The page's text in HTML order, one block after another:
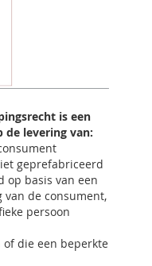
is een
levering van:
geprefabriceerd
op basis van een
de consument,
persoon
die een beperkte